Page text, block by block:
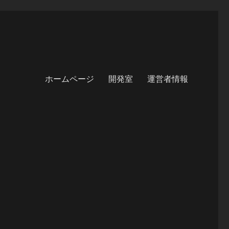
ホームページ 開発室 運営者情報